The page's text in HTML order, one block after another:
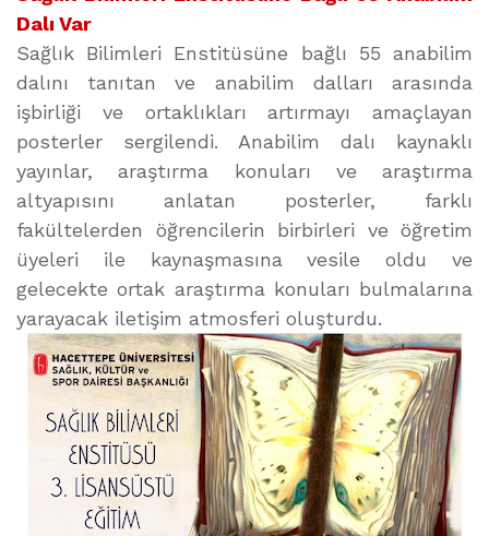
Dalı Var
Sağlık Bilimleri Enstitüsüne bağlı 55 anabilim
dalını tanıtan ve anabilim dalları arasında
işbirliği ve ortaklıkları artırmayı amaçlayan
posterler sergilendi. Anabilim dalı kaynaklı
yayınlar, araştırma konuları ve araştırma
altyapısını anlatan posterler, farklı
fakültelerden öğrencilerin birbirleri ve öğretim
üyeleri ile kaynaşmasına vesile oldu ve
gelecekte ortak araştırma konuları bulmalarına
yarayacak iletişim atmosferi oluşturdu.